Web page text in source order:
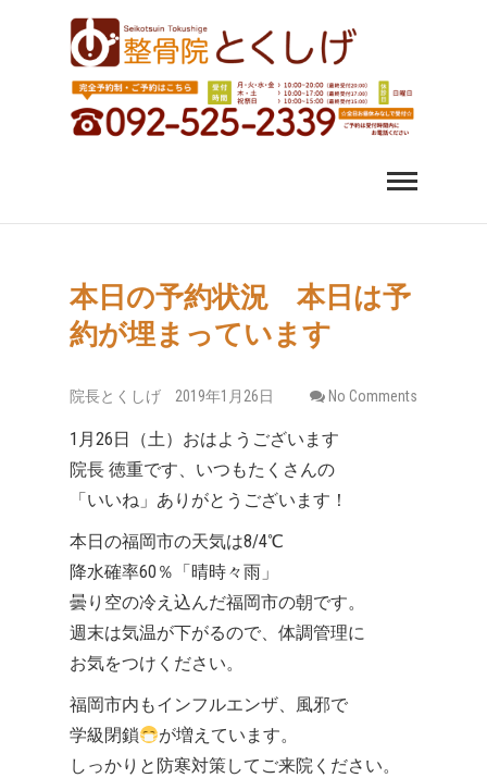
福岡市中央区 薬院 肩
こり 腰痛｜整体 スポ
ーツ障害なら整骨院
福岡市中央区、薬院、天神、平尾、博多、六本松で肩こ
り、腰痛、変形性股関節症にお悩みなら整骨院とくしげ
へ。患者さんのお話を丁寧にお聞きし、施術させていた
だきます。スポーツ選手のケガもおまかせください。
本日の予約状況 本日は予
約が埋まっています
院長とくしげ 2019年1月26日 No Comments
1月26日（土）おはようございます
院長 徳重です、いつもたくさんの
「いいね」ありがとうございます！
本日の福岡市の天気は8/4℃
降水確率60％「晴時々雨」
曇り空の冷え込んだ福岡市の朝です。
週末は気温が下がるので、体調管理に
お気をつけください。
福岡市内もインフルエンザ、風邪で
学級閉鎖
が増えています。
しっかりと防寒対策してご来院ください。